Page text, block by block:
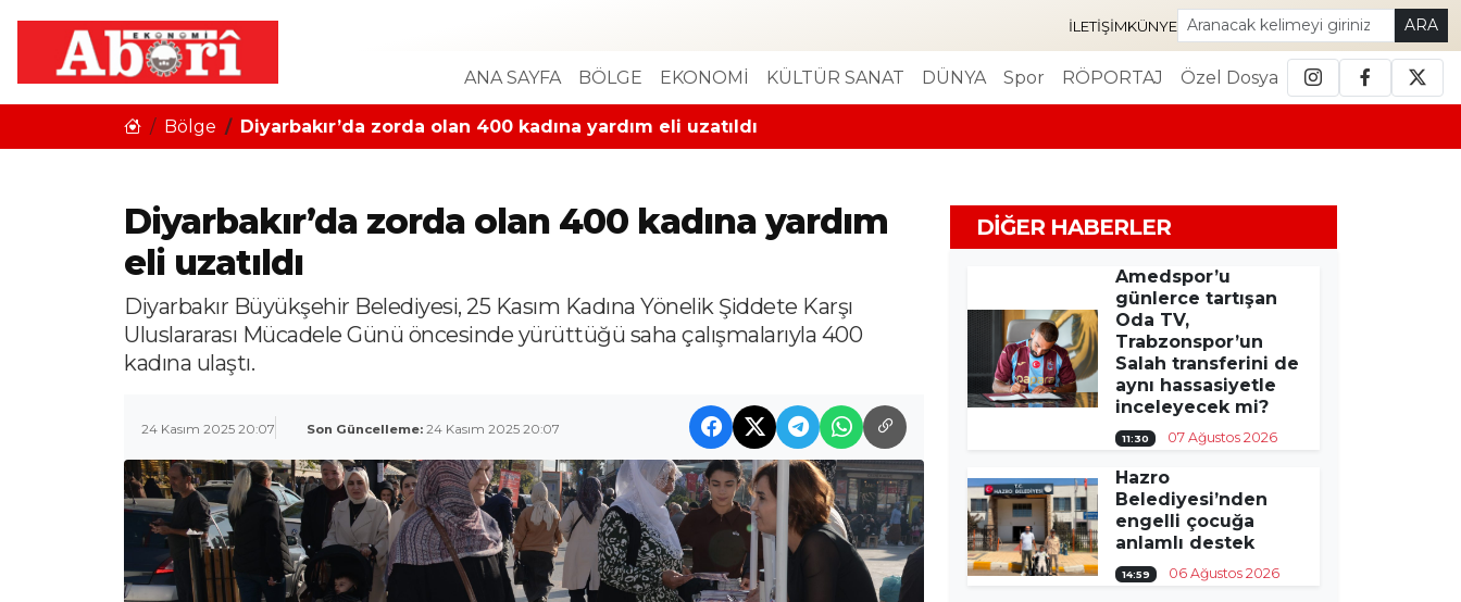
İLETIŞIMKÜNYE ARA
ANA SAYFA BÖLGE EKONOMİ KÜLTÜR SANAT DÜNYA Spor RÖPORTAJ Özel Dosya
Bölge Diyarbakır’da zorda olan 400 kadına yardım eli uzatıldı
Diyarbakır’da zorda olan 400 kadına yardım
eli uzatıldı
Diyarbakır Büyükşehir Belediyesi, 25 Kasım Kadına Yönelik Şiddete Karşı
Uluslararası Mücadele Günü öncesinde yürüttüğü saha çalışmalarıyla 400
kadına ulaştı.
24 Kasım 2025 20:07 Son Güncelleme: 24 Kasım 2025 20:07
DIĞER HABERLER
Amedspor’u
günlerce tartışan
Oda TV,
Trabzonspor’un
Salah transferini de
aynı hassasiyetle
inceleyecek mi?
11:30 07 Ağustos 2026
Hazro
Belediyesi’nden
engelli çocuğa
anlamlı destek
14:59 06 Ağustos 2026